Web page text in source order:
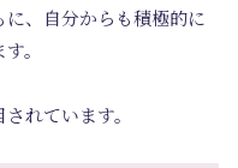
、自分からも積極的に
。
れています。